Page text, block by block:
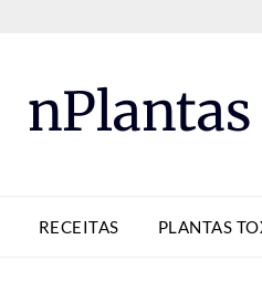
nPlantas
RECEITAS PLANTAS